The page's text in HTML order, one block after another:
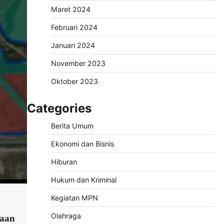
Maret 2024
Februari 2024
Januari 2024
November 2023
Oktober 2023
Categories
Berita Umum
Ekonomi dan Bisnis
Hiburan
Hukum dan Kriminal
Kegiatan MPN
Olahraga